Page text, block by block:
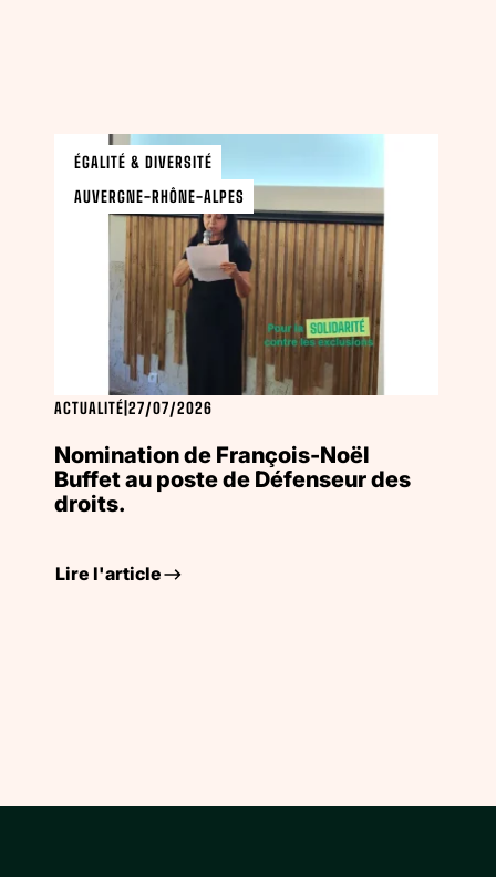
ÉGALITÉ & DIVERSITÉ
AUVERGNE-RHÔNE-ALPES
ACTUALITÉ |27/07/2026
Nomination de François-Noël
Buffet au poste de Défenseur des
droits.
Lire l'article